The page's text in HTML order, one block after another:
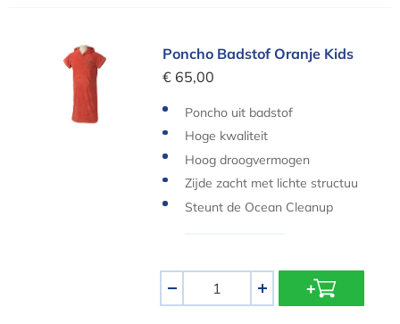
Poncho Badstof Oranje KidsPoncho Badstof Oranje Kids
€ 65,00
Poncho uit badstof
Hoge kwaliteit
Hoog droogvermogen
Zijde zacht met lichte structuu
r
Steunt de Ocean Cleanup
+